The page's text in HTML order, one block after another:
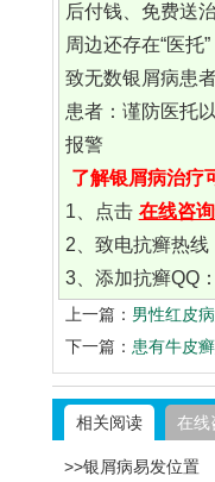
后付钱、免费送
周边还存在“医托
致无数银屑病患
患者：谨防医托
报警
了解银屑病治疗
1、点击 在线咨
2、致电抗癣热线
3、添加抗癣QQ：
上一篇： 男性红皮
下一篇： 患有牛皮
相关阅读 在线
>>银屑病易发位置